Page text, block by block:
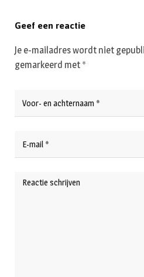
Geef een reactie
Je e-mailadres wordt niet
gemarkeerd met *